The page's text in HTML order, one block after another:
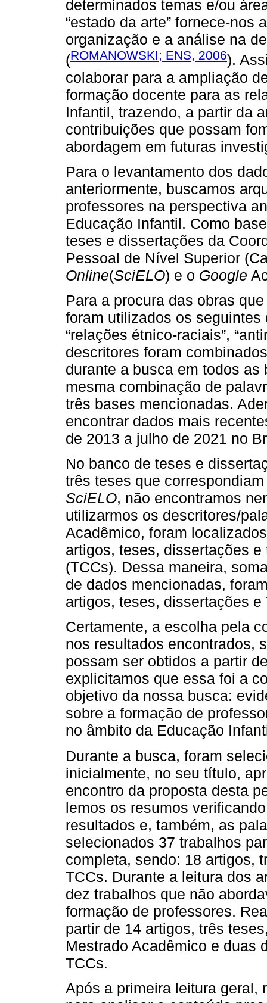
determinados temas e/ou
“estado da arte” fornece-
organização e a análise na
(ROMANOWSKI; ENS, 2006).
colaborar para a ampliação
formação docente para as
Infantil, trazendo, a partir da
contribuições que possam
abordagem em futuras
Para o levantamento dos
anteriormente, buscamos
professores na perspectiva
Educação Infantil. Como
teses e dissertações da
Pessoal de Nível Superior
Online(SciELO) e o Google
Para a procura das obras
foram utilizados os seguintes
“relações étnico-raciais”,
descritores foram
durante a busca em todos
mesma combinação de
três bases mencionadas.
encontrar dados mais
de 2013 a julho de 2021 no
No banco de teses e
três teses que
SciELO, não encontramos
utilizarmos os descritores/
Acadêmico, foram
artigos, teses, dissertações
(TCCs). Dessa maneira,
de dados mencionadas,
artigos, teses, dissertações e
Certamente, a escolha pela
nos resultados encontrados,
possam ser obtidos a partir
explicitamos que essa foi a
objetivo da nossa busca:
sobre a formação de
no âmbito da Educação
Durante a busca, foram
inicialmente, no seu título,
encontro da proposta desta
lemos os resumos
resultados e, também, as
selecionados 37 trabalhos
completa, sendo: 18 artigos,
TCCs. Durante a leitura dos
dez trabalhos que não
formação de professores.
partir de 14 artigos, três
Mestrado Acadêmico e duas
TCCs.
Após a primeira leitura geral,